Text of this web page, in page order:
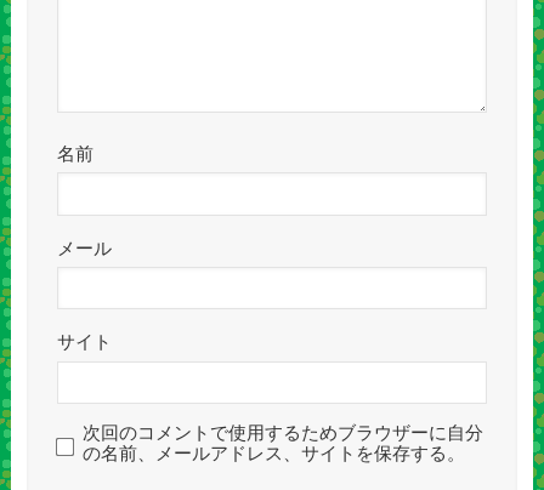
名前
メール
サイト
次回のコメントで使用するためブラウザーに自分
の名前、メールアドレス、サイトを保存する。